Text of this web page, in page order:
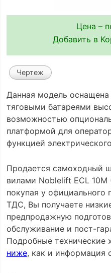
Цена –
Добавить в
Чертеж
Данная модель
тяговыми батареями
возможностью
платформой для
функцией
Продается самоходный
вилами Noblelift ECL
покупая у
ТДС, Вы получаете
предпродажную
обслуживание и пост-
Подробные технические
ниже, как и информация